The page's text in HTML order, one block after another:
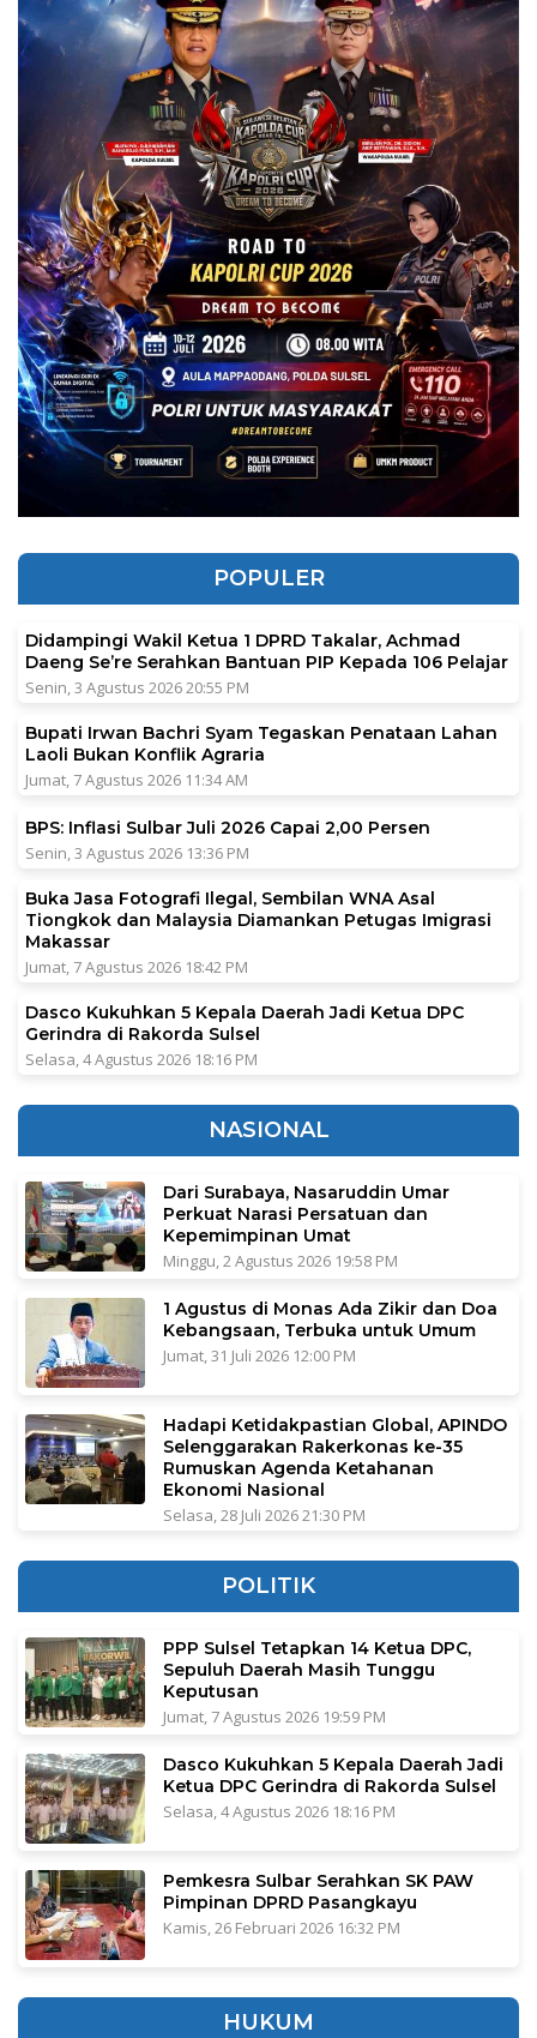
POPULER
Didampingi Wakil Ketua 1 DPRD Takalar, Achmad
Daeng Se’re Serahkan Bantuan PIP Kepada 106 Pelajar
Senin, 3 Agustus 2026 20:55 PM
Bupati Irwan Bachri Syam Tegaskan Penataan Lahan
Laoli Bukan Konflik Agraria
Jumat, 7 Agustus 2026 11:34 AM
BPS: Inflasi Sulbar Juli 2026 Capai 2,00 Persen
Senin, 3 Agustus 2026 13:36 PM
Buka Jasa Fotografi Ilegal, Sembilan WNA Asal
Tiongkok dan Malaysia Diamankan Petugas Imigrasi
Makassar
Jumat, 7 Agustus 2026 18:42 PM
Dasco Kukuhkan 5 Kepala Daerah Jadi Ketua DPC
Gerindra di Rakorda Sulsel
Selasa, 4 Agustus 2026 18:16 PM
NASIONAL
Dari Surabaya, Nasaruddin Umar
Perkuat Narasi Persatuan dan
Kepemimpinan Umat
Minggu, 2 Agustus 2026 19:58 PM
1 Agustus di Monas Ada Zikir dan Doa
Kebangsaan, Terbuka untuk Umum
Jumat, 31 Juli 2026 12:00 PM
Hadapi Ketidakpastian Global, APINDO
Selenggarakan Rakerkonas ke-35
Rumuskan Agenda Ketahanan
Ekonomi Nasional
Selasa, 28 Juli 2026 21:30 PM
POLITIK
PPP Sulsel Tetapkan 14 Ketua DPC,
Sepuluh Daerah Masih Tunggu
Keputusan
Jumat, 7 Agustus 2026 19:59 PM
Dasco Kukuhkan 5 Kepala Daerah Jadi
Ketua DPC Gerindra di Rakorda Sulsel
Selasa, 4 Agustus 2026 18:16 PM
Pemkesra Sulbar Serahkan SK PAW
Pimpinan DPRD Pasangkayu
Kamis, 26 Februari 2026 16:32 PM
HUKUM